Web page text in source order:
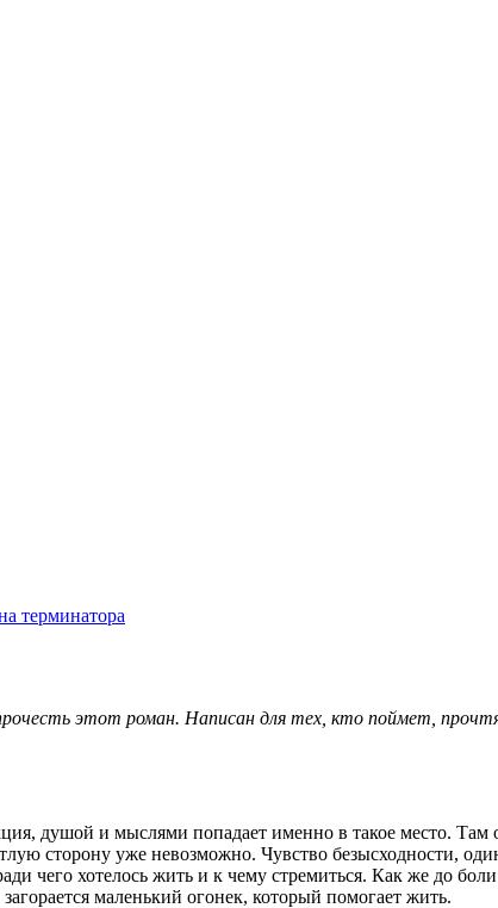
этот роман. Написан для тех, кто поймет, прочтя
душой и мыслями попадает именно в такое место.
сторону уже невозможно. Чувство безысходности,
чего хотелось жить и к чему стремиться. Как же до
маленький огонек, который помогает жить.